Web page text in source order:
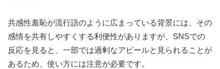
共感性羞恥が流行語のように広まっている背景には、その
感情を共有しやすくする利便性がありますが、SNSでの
反応を見ると、一部では過剰なアピールと見られることが
あるため、使い方には注意が必要です。